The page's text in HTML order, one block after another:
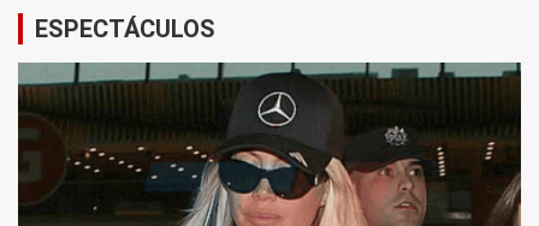
ESPECTÁCULOS